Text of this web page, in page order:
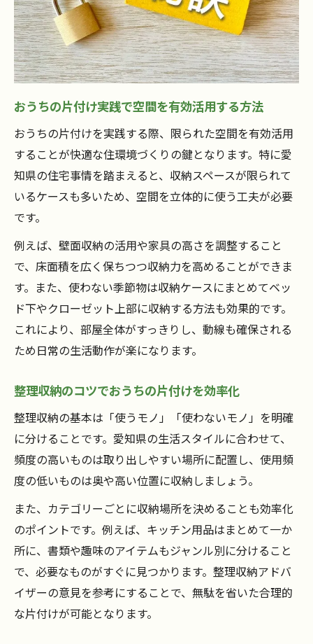
おうちの片付け実践で空間を有効活用する方法
おうちの片付けを実践する際、限られた空間を有効活用
することが快適な住環境づくりの鍵となります。特に愛
知県の住宅事情を踏まえると、収納スペースが限られて
いるケースも多いため、空間を立体的に使う工夫が必要
です。
例えば、壁面収納の活用や家具の高さを調整すること
で、床面積を広く保ちつつ収納力を高めることができま
す。また、使わない季節物は収納ケースにまとめてベッ
ド下やクローゼット上部に収納する方法も効果的です。
これにより、部屋全体がすっきりし、動線も確保される
ため日常の生活動作が楽になります。
整理収納のコツでおうちの片付けを効率化
整理収納の基本は「使うモノ」「使わないモノ」を明確
に分けることです。愛知県の生活スタイルに合わせて、
頻度の高いものは取り出しやすい場所に配置し、使用頻
度の低いものは奥や高い位置に収納しましょう。
また、カテゴリーごとに収納場所を決めることも効率化
のポイントです。例えば、キッチン用品はまとめて一か
所に、書類や趣味のアイテムもジャンル別に分けること
で、必要なものがすぐに見つかります。整理収納アドバ
イザーの意見を参考にすることで、無駄を省いた合理的
な片付けが可能となります。